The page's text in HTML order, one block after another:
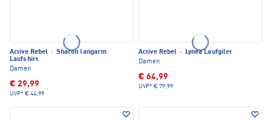
Active Rebel · Sharon langarm
Laufshirt
Damen
€ 29,99
UVP* € 44,99
Active Rebel ·
Lynea Laufgilet
Damen
€ 64,99
UVP* € 79,99